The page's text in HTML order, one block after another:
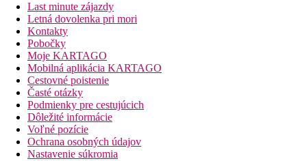
Last minute zájazdy
Letná dovolenka pri mori
Kontakty
Pobočky
Moje KARTAGO
Mobilná aplikácia KARTAGO
Cestovné poistenie
Časté otázky
Podmienky pre cestujúcich
Dôležité informácie
Voľné pozície
Ochrana osobných údajov
Nastavenie súkromia